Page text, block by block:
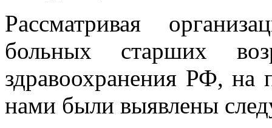
Рассматривая
больных старших
здравоохранения РФ, на
нами были выявлены